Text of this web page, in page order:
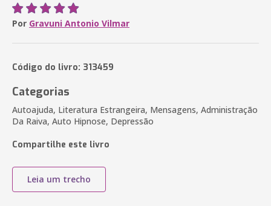
Por Gravuni Antonio Vilmar
Código do livro: 313459
Categorias
Autoajuda, Literatura Estrangeira, Mensagens, Administração
Da Raiva, Auto Hipnose, Depressão
Compartilhe este livro
Leia um trecho